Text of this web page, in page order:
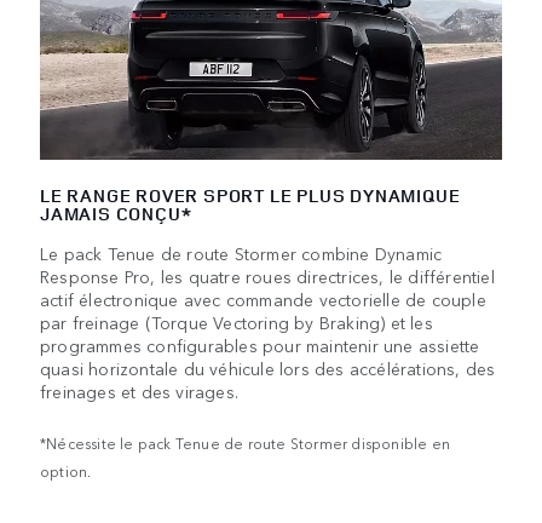
LE RANGE ROVER SPORT LE PLUS DYNAMIQUE
JAMAIS CONÇU*
Le pack Tenue de route Stormer combine Dynamic
Response Pro, les quatre roues directrices, le différentiel
actif électronique avec commande vectorielle de couple
par freinage (Torque Vectoring by Braking) et les
programmes configurables pour maintenir une assiette
quasi horizontale du véhicule lors des accélérations, des
freinages et des virages.
*Nécessite le pack Tenue de route Stormer disponible en
option.